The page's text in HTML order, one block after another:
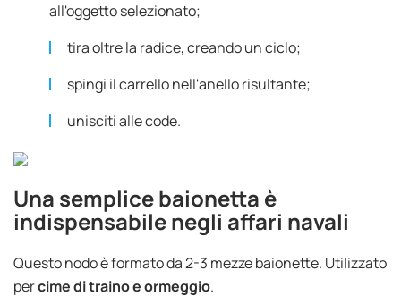
all'oggetto selezionato;
tira oltre la radice, creando un ciclo;
spingi il carrello nell'anello risultante;
unisciti alle code.
Una semplice baionetta è
indispensabile negli affari navali
Questo nodo è formato da 2-3 mezze baionette. Utilizzato
percime di traino e ormeggio.